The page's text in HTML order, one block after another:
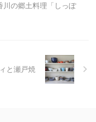
の郷土料理「しっぽ
と瀬戸焼